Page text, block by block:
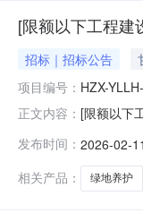
[限额以下工程建
招标｜招标公告
项目编号： HZX-
正文内容： [限额以下
联系电话
发布时间： 2026-02-
相关产品：
绿地养护